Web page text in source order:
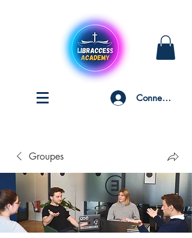
Connexion
Groupes